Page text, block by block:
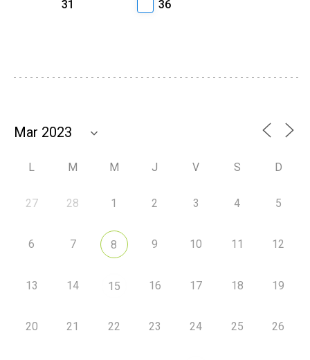
31
36
L M M J V S D
27 28 1 2 3 4 5
6 7 8 9 10 11 12
13 14 15 16 17 18 19
20 21 22 23 24 25 26